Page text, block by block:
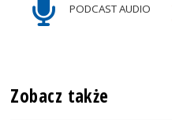
PODCAST AUDIO
Zobacz także